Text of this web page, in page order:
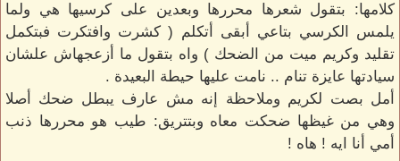
كلامها: بتقول شعرها محررها وبعدين على كرسيها هي ولما
يلمس الكرسي بتاعي أبقى أتكلم ( كشرت وافتكرت فبتكمل
تقليد وكريم ميت من الضحك ) واه بتقول ما أزعجهاش علشان
سيادتها عايزة تنام .. نامت عليها حيطة البعيدة .
أمل بصت لكريم وملاحظة إنه مش عارف يبطل ضحك أصلا
وهي من غيظها ضحكت معاه وبتتريق: طيب هو محررها ذنب
أمي أنا ايه ! هاه !